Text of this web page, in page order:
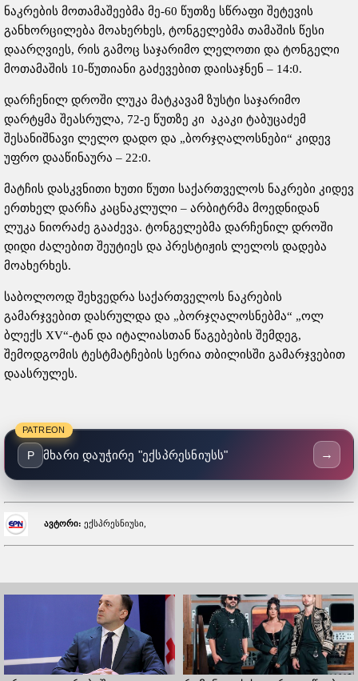
ნაკრების მოთამაშეებმა მე-60 წუთზე სწრაფი შეტევის
განხორცილება მოახერხეს, ტონგელებმა თამაშის წესი
დაარღვიეს, რის გამოც საჯარიმო ლელოთი და ტონგელი
მოთამაშის 10-წუთიანი გაძევებით დაისაჯნენ – 14:0.
დარჩენილ დროში ლუკა მატკავამ ზუსტი საჯარიმო
დარტყმა შეასრულა, 72-ე წუთზე კი აკაკი ტაბუცაძემ
შესანიშნავი ლელო დადო და „ბორჯღალოსნები“ კიდევ
უფრო დააწინაურა – 22:0.
მატჩის დასკვნითი ხუთი წუთი საქართველოს ნაკრები კიდევ
ერთხელ დარჩა კაცნაკლული – არბიტრმა მოედნიდან
ლუკა ნიორაძე გააძევა. ტონგელებმა დარჩენილ დროში
დიდი ძალებით შეუტიეს და პრესტიჟის ლელოს დადება
მოახერხეს.
საბოლოოდ შეხვედრა საქართველოს ნაკრების
გამარჯვებით დასრულდა და „ბორჯღალოსნებმა“ „ოლ
ბლექს XV“-ტან და იტალიასთან წაგებების შემდეგ,
შემოდგომის ტესტმატჩების სერია თბილისში გამარჯვებით
დაასრულეს.
PATREON
P მხარი დაუჭირე "ექსპრესნიუსს" →
ავტორი: ექსპრესნიუსი,